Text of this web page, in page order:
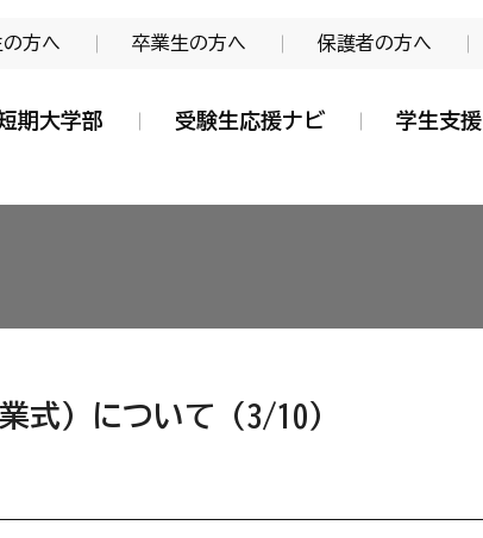
方へ 卒業生の方へ 保護者の方へ
期大学部 受験生応援ナビ 学生支援
式）について（3/10）